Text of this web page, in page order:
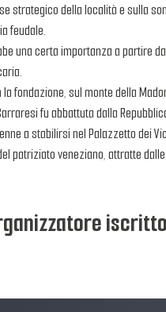
strategico della località e sulla
feudale.
una certa importanza a partire
fondazione, sul monte della
fu abbattuta dalla
a stabilirsi nel Palazzetto dei
patriziato veneziano, attratte